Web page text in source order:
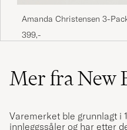
Amanda Christensen 3-
Cotton Socks White
399,-
Mer fra New
Varemerket ble grunnlagt i
innleggssåler og har etter